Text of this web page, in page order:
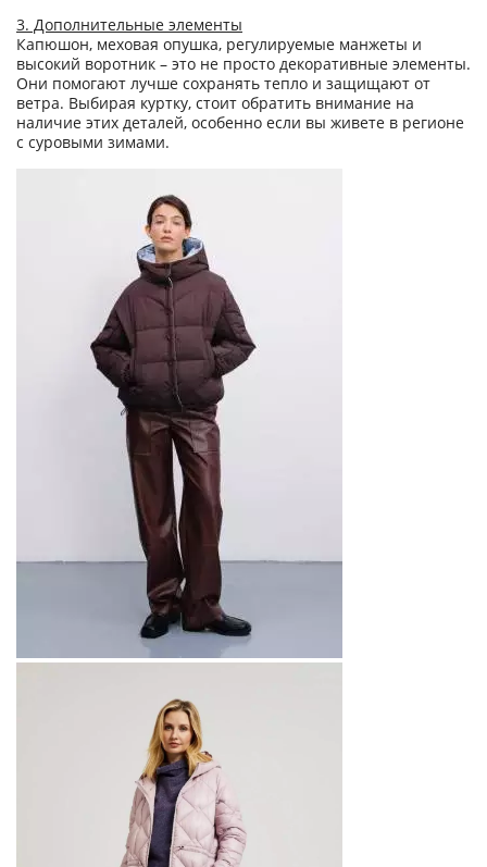
3. Дополнительные элементы
Капюшон, меховая опушка, регулируемые манжеты и
высокий воротник – это не просто декоративные элементы.
Они помогают лучше сохранять тепло и защищают от
ветра. Выбирая куртку, стоит обратить внимание на
наличие этих деталей, особенно если вы живете в регионе
с суровыми зимами.